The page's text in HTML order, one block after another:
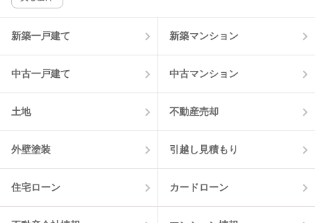
該当件数:
物件一覧に反映
新築一戸建て 新築マンション
中古一戸建て 中古マンション
土地 不動産売却
外壁塗装 引越し見積もり
住宅ローン カードローン